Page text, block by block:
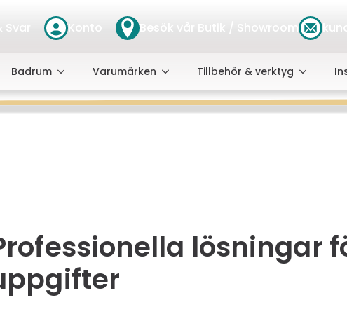
Svar Konto Besök vår Butik / Showroom
Badrum Varumärken Tillbehör & verktyg
lösningar